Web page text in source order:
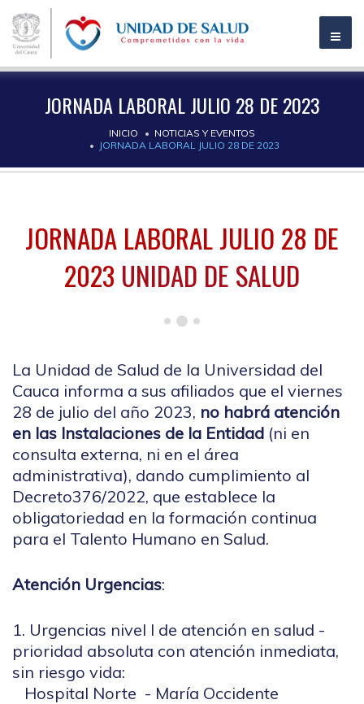
JORNADA LABORAL JULIO 28 DE 2023
INICIO
NOTICIAS Y EVENTOS
JORNADA LABORAL JULIO 28 DE 2023
JORNADA LABORAL JULIO 28 DE
2023 UNIDAD DE SALUD
La Unidad de Salud de la Universidad del
Cauca informa a sus afiliados que el viernes
28 de julio del año 2023, no habrá atención
en las Instalaciones de la Entidad (ni en
consulta externa, ni en el área
administrativa), dando cumplimiento al
Decreto376/2022, que establece la
obligatoriedad en la formación continua
para el Talento Humano en Salud.
Atención Urgencias:
1. Urgencias nivel I de atención en salud -
prioridad absoluta con atención inmediata,
sin riesgo vida:
Hospital Norte - María Occidente